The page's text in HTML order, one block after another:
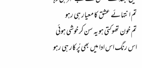
تم انتہائے عشق کا معیار ہی رہو
تم خون تھوکتی ہو یہ سن کر خوشی ہوئی
اس رنگ اس ادا میں بھی پُرکار ہی رہو